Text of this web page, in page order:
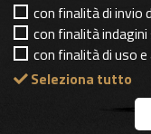
con finalità di invio
con finalità
con finalità di uso
Seleziona tutto